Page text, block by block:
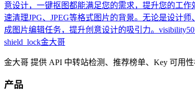
意设计，一键抠图都能满足您的需求，提升您的工作
速清理JPG、JPEG等格式图片的背景。无论是设计
成图片编辑任务，提升创意设计的吸引力。 visibility
shield_lock金大哥
金大哥 提供 API 中转站检测、推荐榜单、Key 可用
产品